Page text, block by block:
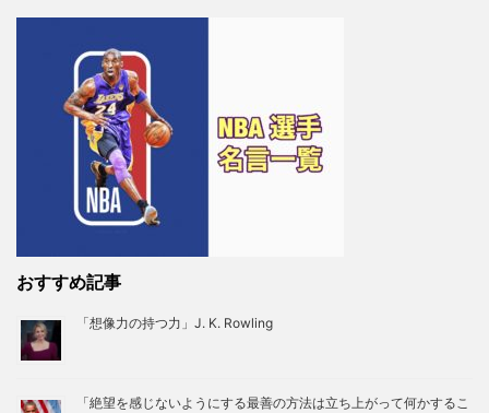
おすすめ記事
「想像力の持つ力」J. K. Rowling
「絶望を感じないようにする最善の方法は立ち上がって何かするこ